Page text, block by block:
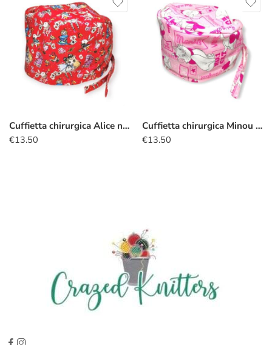
Cuffietta chirurgica Alice nel Paese delle Meraviglie rosso
€13.50
Cuffietta chirurgica Minou smile
€13.50